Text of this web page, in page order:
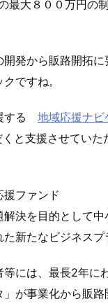
大８００万円の制
発から販路開拓
ですね。
する 地域応援ナビ
と支援させていた
ファンド
決を目的として中
新たなビジネスプ
には、最長2年に
」が事業化から販